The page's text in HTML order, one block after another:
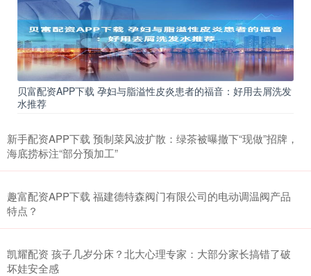
贝富配资APP下载 孕妇与脂溢性皮炎患者的福音：好用去屑洗发
水推荐
新手配资APP下载 预制菜风波扩散：绿茶被曝撤下“现做”招牌，
海底捞标注“部分预加工”
趣富配资APP下载 福建德特森阀门有限公司的电动调温阀产品
特点？
凯耀配资 孩子几岁分床？北大心理专家：大部分家长搞错了破
坏娃安全感